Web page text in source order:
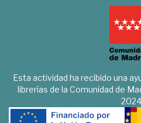
Esta actividad ha recibido una
librerías de la Comunidad de
2024